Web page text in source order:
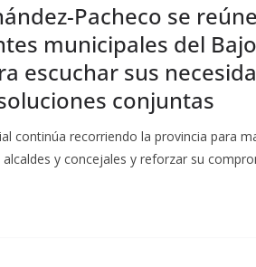
Pacheco se
municipales del Bajo
escuchar sus
conjuntas
continúa recorriendo la provincia para
y concejales y reforzar su